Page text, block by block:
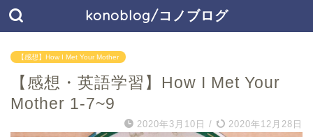
konoblog/コノブログ
【感想】How I Met Your Mother
【感想・英語学習】How I Met Your
Mother 1-7~9
2020年3月10日 / 2020年12月28日